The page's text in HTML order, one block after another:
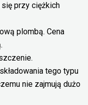
przy ciężkich
plombą. Cena
tego typu
nie zajmują dużo